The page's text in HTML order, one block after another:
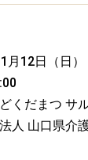
12日（日）
だまつ サル
山口県介護